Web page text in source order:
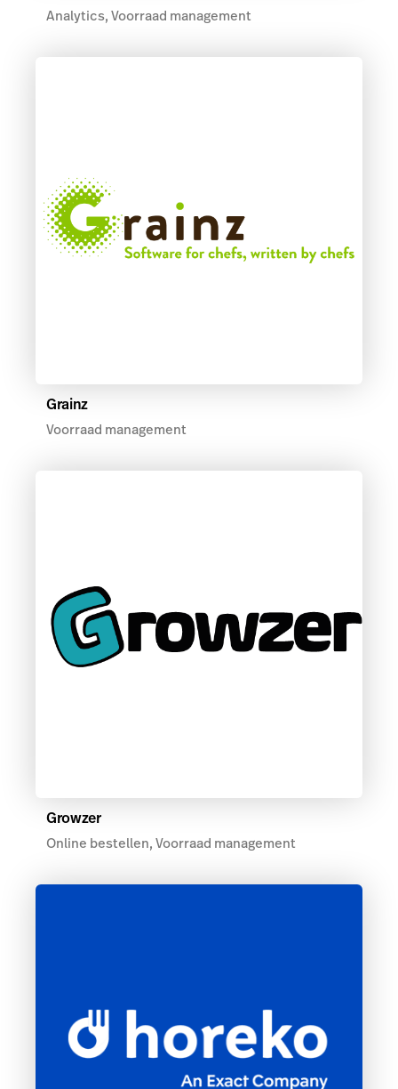
Analytics, Voorraad management
Grainz
Voorraad management
Growzer
Online bestellen, Voorraad management